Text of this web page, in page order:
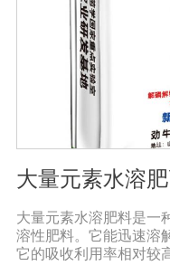
大量元素水溶
大量元素水溶肥料是一
溶性肥料。它能迅速溶
它的吸收利用率相对较